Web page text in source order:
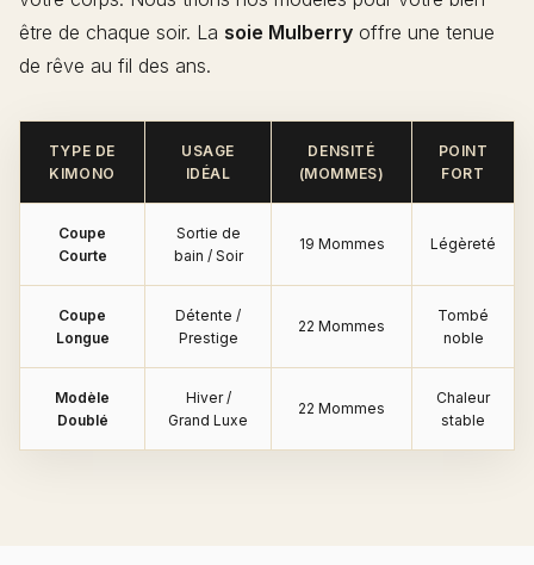
être de chaque soir. La soie Mulberry offre une tenue
de rêve au fil des ans.
TYPE DE
KIMONO
USAGE
IDÉAL
DENSITÉ
(MOMMES)
POINT
FORT
Coupe
Courte
Sortie de
bain / Soir
19 Mommes Légèreté
Coupe
Longue
Détente /
Prestige
22 Mommes
Tombé
noble
Modèle
Doublé
Hiver /
Grand Luxe
22 Mommes
Chaleur
stable